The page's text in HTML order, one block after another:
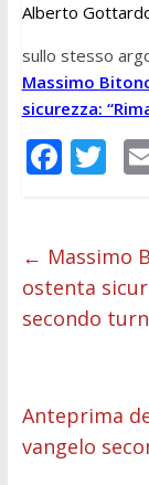
Alberto
sullo stesso
Massimo
sicurezza:
F
b
o
o
T
er
← Massimo
ostenta
secondo
Anteprima
vangelo